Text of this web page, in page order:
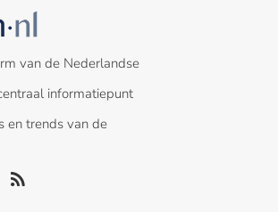
van de Nederlandse
informatiepunt
en trends van de